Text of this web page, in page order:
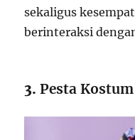
sekaligus
berinteraksi
3.Pesta Kostum